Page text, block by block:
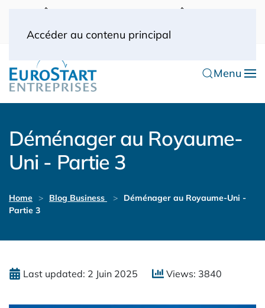
Accéder au contenu principal
(0) 1 53 57 49 10
0033 (0) 6 70 52 11 09
Menu
Déménager au Royaume-
Uni - Partie 3
Home Blog Business
Déménager au Royaume-Uni -
Partie 3
Last updated: 2 Juin 2025 Views: 3840